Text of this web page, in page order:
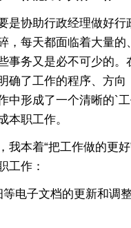
协助行政经理做好行
，每天都面临着大量的
事务又是必不可少的。
确了工作的程序、方向
中形成了一个清晰的`
本职工作。
本着“把工作做的更好
工作：
子文档的更新和调